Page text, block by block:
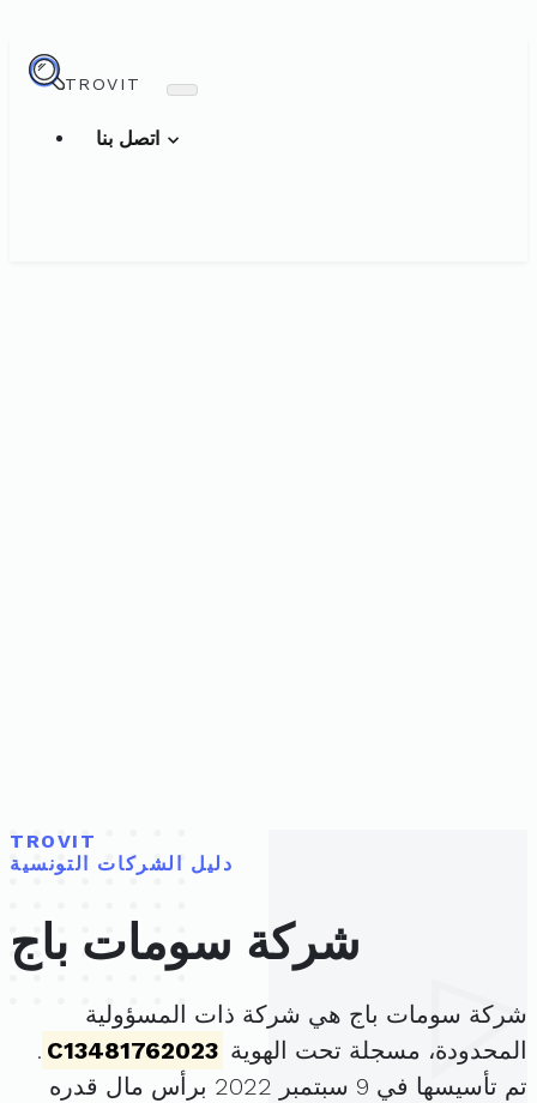
TROVIT
TROVIT
دليل الشركات التونسية
شركة سومات باج
شركة سومات باج هي شركة ذات المسؤولية
المحدودة، مسجلة تحت الهوية C13481762023
.
تم تأسيسها في 9 سبتمبر 2022 برأس مال قدره